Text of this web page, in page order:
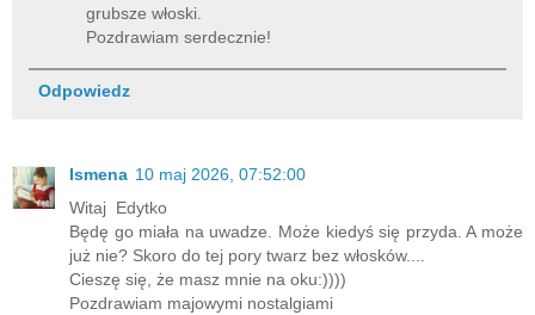
grubsze włoski.
Pozdrawiam serdecznie!
Odpowiedz
Ismena 10 maj 2026, 07:52:00
Witaj Edytko
Będę go miała na uwadze. Może kiedyś się przyda. A może
już nie? Skoro do tej pory twarz bez włosków....
Cieszę się, że masz mnie na oku:))))
Pozdrawiam majowymi nostalgiami